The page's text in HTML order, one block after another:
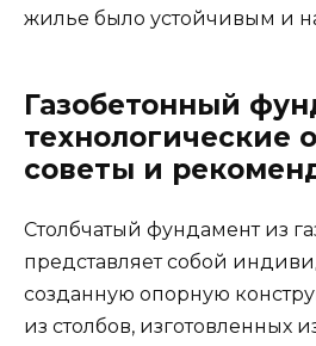
жилье было устойчивым и
Газобетонный
технологические
советы и
Столбчатый фундамент из
представляет собой
созданную опорную
из столбов, изготовленных